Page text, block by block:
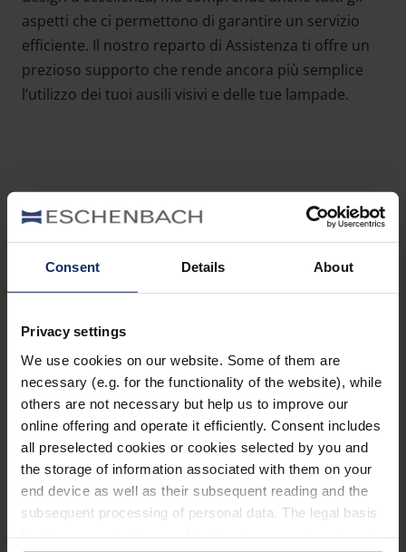
Consent Details About
Privacy settings
We use cookies on our website. Some of them are
necessary (e.g. for the functionality of the website), while
others are not necessary but help us to improve our
online offering and operate it efficiently. Consent includes
all preselected cookies or cookies selected by you and
the storage of information associated with them on your
end device as well as their subsequent reading and the
subsequent processing of personal data. The legal basis
aspetti che ci permettono di garantire un servizio
efficiente. Il nostro reparto di Assistenza ti offre un
prezioso supporto che rende ancora più semplice
l’utilizzo dei tuoi ausili visivi e delle tue lampade.
Istruzioni& video
Qui troverai spiegazioni dettagliate e facili da
seguire, oltre a consigli pratici su come utilizzare i
nostri prodotti.
Registrazione prodotti
Non perderti gli aggiornamenti di sistema relativi ai
tuoi ausili visivi elettronici.
Consulenza sulla vista e altri
servizi di assistenza